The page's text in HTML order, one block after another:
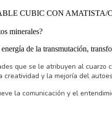
CUBIC CON AMATISTA/
minerales?
de la transmutación,
que se le atribuyen al
creatividad y la mejoría del
la comunicación y el